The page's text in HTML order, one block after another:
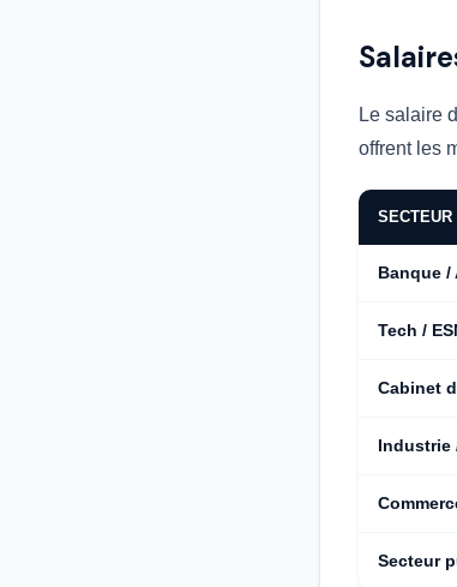
Le salaire
offrent les
SECTEUR
Banque /
Tech /
Cabinet
Industrie
Secteur